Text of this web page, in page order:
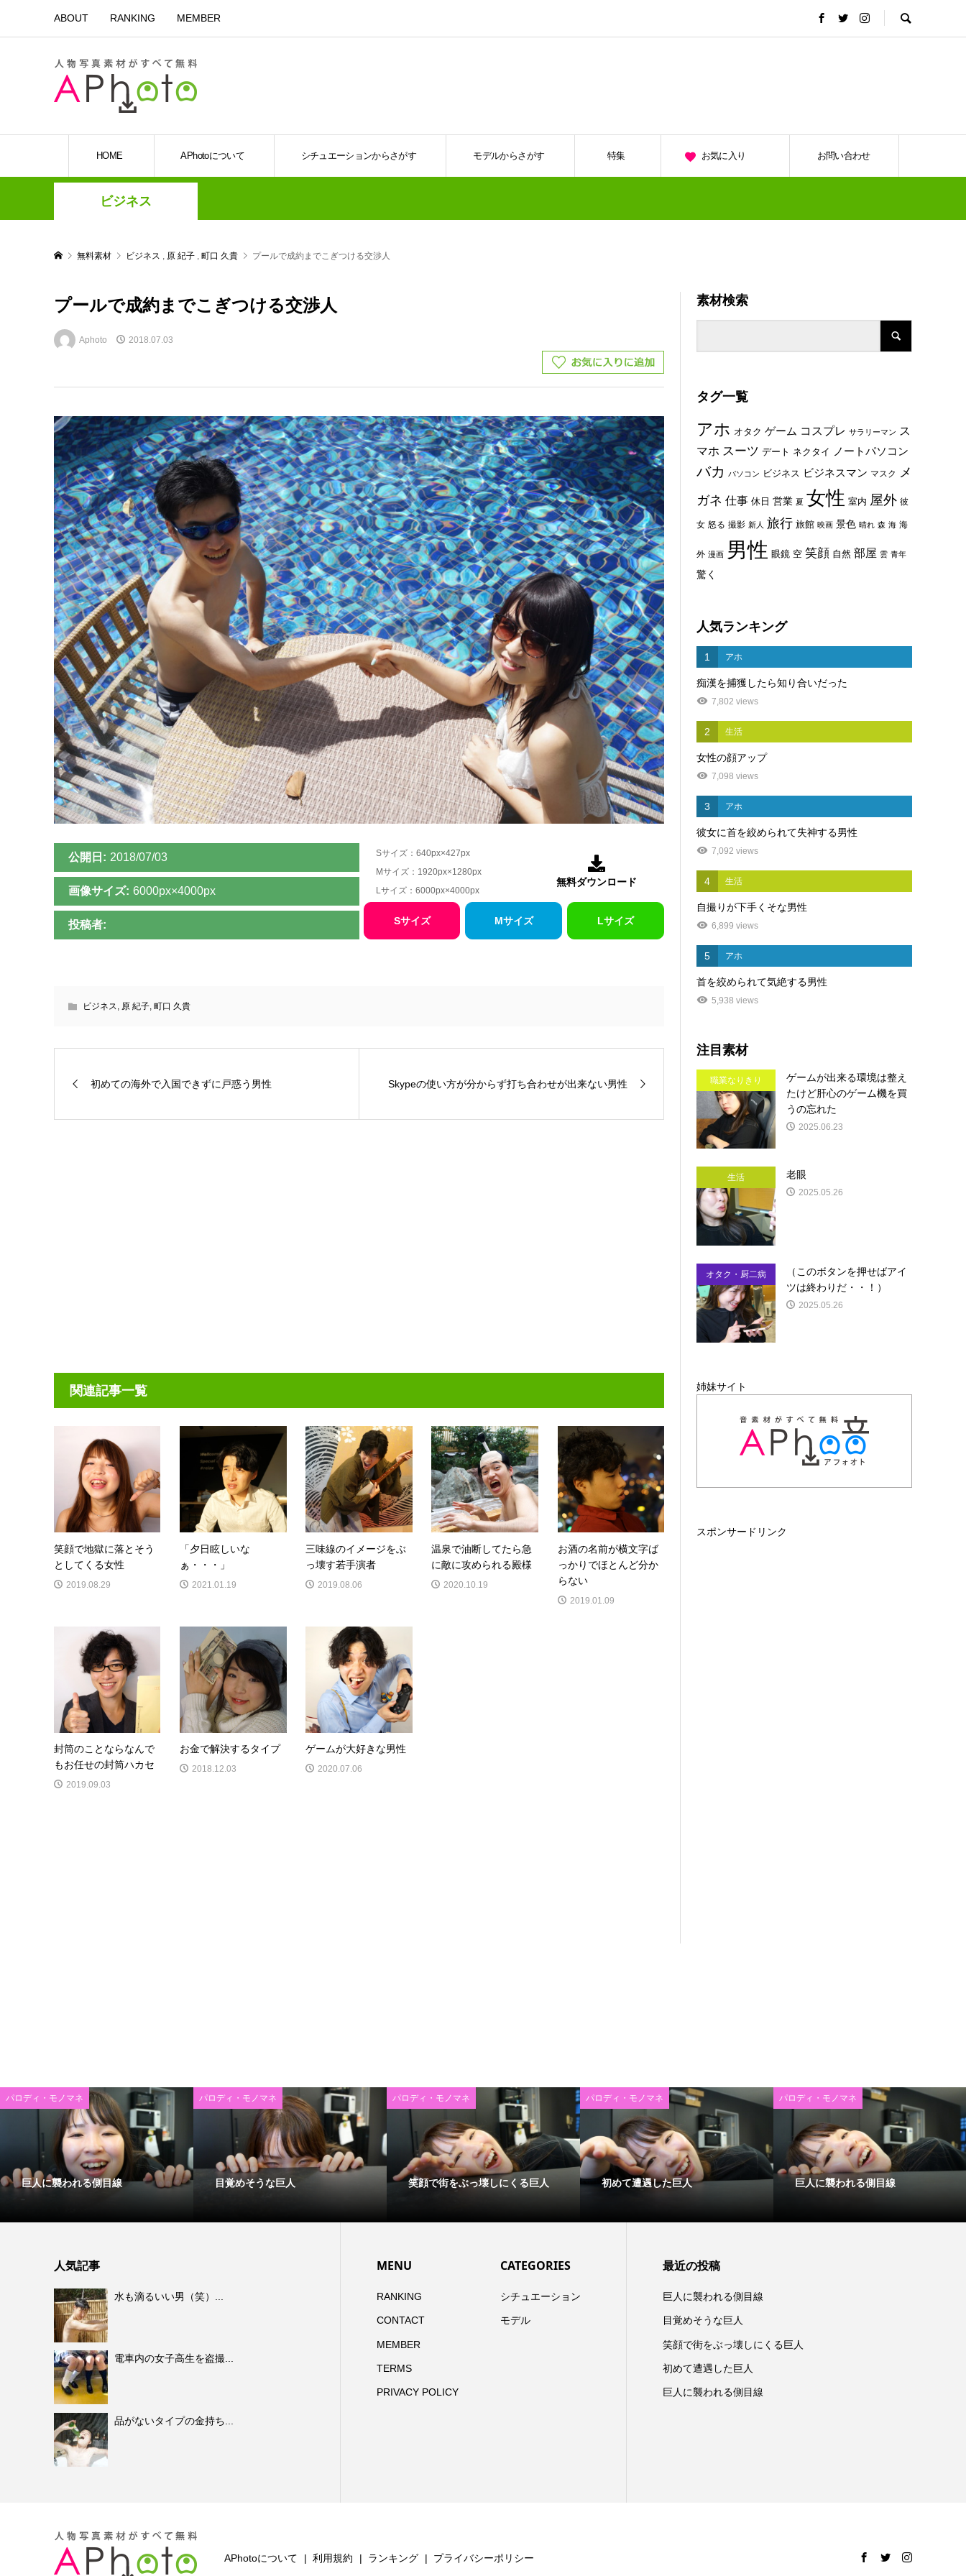
ABOUT RANKING MEMBER
HOME APhotoについて シチュエーションからさがす モデルからさがす 特集 お気に入り お問い合わせ
ビジネス
無料素材 ビジネス , 原 紀子 , 町口 久貴 プールで成約までこぎつける交渉人
プールで成約までこぎつける交渉人
Aphoto 2018.07.03
公開日: 2018/07/03
画像サイズ: 6000px×4000px
投稿者:
Sサイズ：640px×427px
Mサイズ：1920px×1280px
Lサイズ：6000px×4000px

無料ダウンロード
Sサイズ Mサイズ Lサイズ
ビジネス 原 紀子, 町口 久貴
初めての海外で入国できずに戸惑う男性 Skypeの使い方が分からず打ち合わせが出来ない男性
関連記事一覧
笑顔で地獄に落とそう
としてくる女性
2019.08.29
「夕日眩しいな
ぁ・・・」
2021.01.19
三味線のイメージをぶ
っ壊す若手演者
2019.08.06
温泉で油断してたら急
に敵に攻められる殿様
2020.10.19
お酒の名前が横文字ば
っかりでほとんど分か
らない
2019.01.09
封筒のことならなんで
もお任せの封筒ハカセ
2019.09.03
お金で解決するタイプ
2018.12.03
ゲームが大好きな男性
2020.07.06
素材検索
タグ一覧
アホ オタク ゲーム コスプレ サラリーマン ス
マホ スーツ デート ネクタイ ノートパソコン
バカ パソコン ビジネス ビジネスマン マスク メ
ガネ 仕事 休日 営業 夏 女性 室内 屋外 彼
女 怒る 撮影 新人 旅行 旅館 映画 景色 晴れ 森 海 海
外 漫画 男性 眼鏡 空 笑顔 自然 部屋 雲 青年
驚く
人気ランキング
1 アホ
痴漢を捕獲したら知り合いだった
7,802 views
2 生活
女性の顔アップ
7,098 views
3 アホ
彼女に首を絞められて失神する男性
7,092 views
4 生活
自撮りが下手くそな男性
6,899 views
5 アホ
首を絞められて気絶する男性
5,938 views
注目素材
職業なりきり
ゲームが出来る環境は整え
たけど肝心のゲーム機を買
うの忘れた
2025.06.23
生活 老眼
2025.05.26
オタク・厨二病
（このボタンを押せばアイ
ツは終わりだ・・！）
2025.05.26
姉妹サイト
スポンサードリンク
パロディ・モノマネ
巨人に襲われる側目線
パロディ・モノマネ
目覚めそうな巨人
パロディ・モノマネ
笑顔で街をぶっ壊しにくる巨人
パロディ・モノマネ
初めて遭遇した巨人
パロディ・モノマネ
巨人に襲われる側目線
人気記事
水も滴るいい男（笑）...
電車内の女子高生を盗撮...
品がないタイプの金持ち...
MENU
RANKING
CONTACT
MEMBER
TERMS
PRIVACY POLICY
CATEGORIES
シチュエーション
モデル
最近の投稿
巨人に襲われる側目線
目覚めそうな巨人
笑顔で街をぶっ壊しにくる巨人
初めて遭遇した巨人
巨人に襲われる側目線
APhotoについて 利用規約 ランキング プライバシーポリシー